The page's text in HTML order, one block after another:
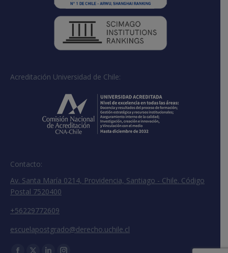
Acreditación Universidad de Chile:
Contacto:
Av. Santa María 0214, Providencia, Santiago - Chile. Código
Postal 7520400
+56229772609
escuelapostgrado@derecho.uchile.cl
Encuéntranos en: